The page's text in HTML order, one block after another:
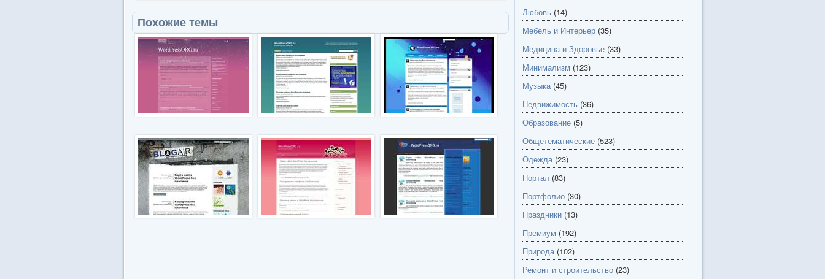
Похожие темы
Любовь (14)
Мебель и Интерьер (35)
Медицина и Здоровье (33)
Минимализм (123)
Музыка(45)
Недвижимость (36)
Образование (5)
Общетематические (523)
Одежда(23)
Портал (83)
Портфолио (30)
Праздники (13)
Премиум (192)
Природа(102)
Ремонт и строительство (23)